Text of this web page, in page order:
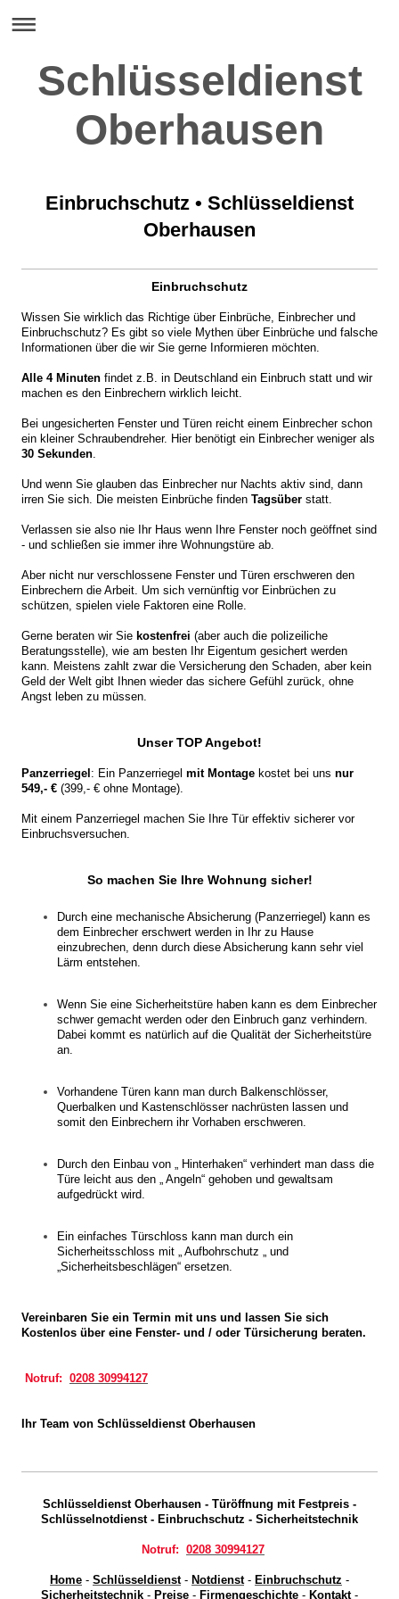
Schlüsseldienst
Oberhausen
Einbruchschutz • Schlüsseldienst
Oberhausen
Einbruchschutz
Wissen Sie wirklich das Richtige über Einbrüche, Einbrecher und
Einbruchschutz? Es gibt so viele Mythen über Einbrüche und falsche
Informationen über die wir Sie gerne Informieren möchten.
Alle 4 Minuten findet z.B. in Deutschland ein Einbruch statt und wir
machen es den Einbrechern wirklich leicht.
Bei ungesicherten Fenster und Türen reicht einem Einbrecher schon
ein kleiner Schraubendreher. Hier benötigt ein Einbrecher weniger als
30 Sekunden.
Und wenn Sie glauben das Einbrecher nur Nachts aktiv sind, dann
irren Sie sich. Die meisten Einbrüche finden Tagsüber statt.
Verlassen sie also nie Ihr Haus wenn Ihre Fenster noch geöffnet sind
- und schließen sie immer ihre Wohnungstüre ab.
Aber nicht nur verschlossene Fenster und Türen erschweren den
Einbrechern die Arbeit. Um sich vernünftig vor Einbrüchen zu
schützen, spielen viele Faktoren eine Rolle.
Gerne beraten wir Sie kostenfrei (aber auch die polizeiliche
Beratungsstelle), wie am besten Ihr Eigentum gesichert werden
kann. Meistens zahlt zwar die Versicherung den Schaden, aber kein
Geld der Welt gibt Ihnen wieder das sichere Gefühl zurück, ohne
Angst leben zu müssen.
Unser TOP Angebot!
Panzerriegel : Ein Panzerriegel mit Montage kostet bei uns nur
549,- € (399,- € ohne Montage).
Mit einem Panzerriegel machen Sie Ihre Tür effektiv sicherer vor
Einbruchsversuchen.
So machen Sie Ihre Wohnung sicher!
Durch eine mechanische Absicherung (Panzerriegel) kann es
dem Einbrecher erschwert werden in Ihr zu Hause
einzubrechen, denn durch diese Absicherung kann sehr viel
Lärm entstehen.
Wenn Sie eine Sicherheitstüre haben kann es dem Einbrecher
schwer gemacht werden oder den Einbruch ganz verhindern.
Dabei kommt es natürlich auf die Qualität der Sicherheitstüre
an.
Vorhandene Türen kann man durch Balkenschlösser,
Querbalken und Kastenschlösser nachrüsten lassen und
somit den Einbrechern ihr Vorhaben erschweren.
Durch den Einbau von „ Hinterhaken“ verhindert man dass die
Türe leicht aus den „ Angeln“ gehoben und gewaltsam
aufgedrückt wird.
Ein einfaches Türschloss kann man durch ein
Sicherheitsschloss mit „ Aufbohrschutz „ und
„Sicherheitsbeschlägen“ ersetzen.
Vereinbaren Sie ein Termin mit uns und lassen Sie sich
Kostenlos über eine Fenster- und / oder Türsicherung beraten.
Notruf: 0208 30994127
Ihr Team von Schlüsseldienst Oberhausen
Schlüsseldienst Oberhausen - Türöffnung mit Festpreis -
Schlüsselnotdienst - Einbruchschutz - Sicherheitstechnik
Notruf: 0208 30994127
Home - Schlüsseldienst - Notdienst - Einbruchschutz -
Sicherheitstechnik - Preise - Firmengeschichte - Kontakt -